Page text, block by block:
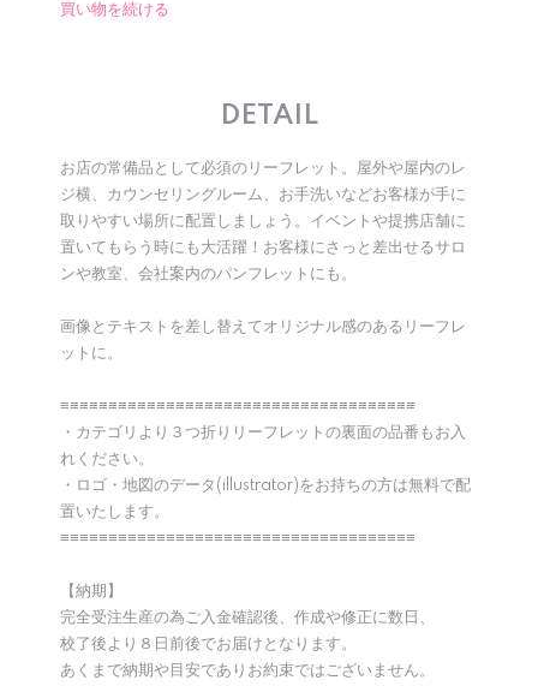
買い物を続ける
DETAIL
お店の常備品として必須のリーフレット。屋外や屋内のレ
ジ横、カウンセリングルーム、お手洗いなどお客様が手に
取りやすい場所に配置しましょう。イベントや提携店舗に
置いてもらう時にも大活躍！お客様にさっと差出せるサロ
ンや教室、会社案内のパンフレットにも。
画像とテキストを差し替えてオリジナル感のあるリーフレ
ットに。
≡≡≡≡≡≡≡≡≡≡≡≡≡≡≡≡≡≡≡≡≡≡≡≡≡≡≡≡≡≡≡≡≡≡≡≡≡
・カテゴリより３つ折りリーフレットの裏面の品番もお入
れください。
・ロゴ・地図のデータ(illustrator)をお持ちの方は無料で配
置いたします。
≡≡≡≡≡≡≡≡≡≡≡≡≡≡≡≡≡≡≡≡≡≡≡≡≡≡≡≡≡≡≡≡≡≡≡≡≡
【納期】
完全受注生産の為ご入金確認後、作成や修正に数日、
校了後より８日前後でお届けとなります。
あくまで納期や目安でありお約束ではございません。